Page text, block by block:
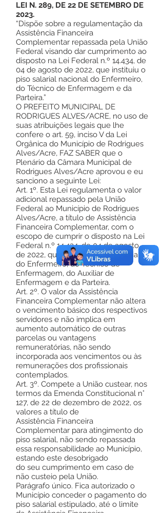
LEI N. 289, DE 22 DE SETEMBRO DE
2023.
“Dispõe sobre a regulamentação da
Assistência Financeira
Complementar repassada pela União
Federal visando dar cumprimento ao
disposto na Lei Federal n.º 14.434, de
04 de agosto de 2022, que instituiu o
piso salarial nacional do Enfermeiro,
do Técnico de Enfermagem e da
Parteira.”
O PREFEITO MUNICIPAL DE
RODRIGUES ALVES/ACRE, no uso de
suas atribuições legais que lhe
confere o art. 59, inciso V da Lei
Orgânica do Município de Rodrigues
Alves/Acre, FAZ SABER que o
Plenário da Câmara Municipal de
Rodrigues Alves/Acre aprovou e eu
sanciono a seguinte Lei:
Art. 1º. Esta Lei regulamenta o valor
adicional repassado pela União
Federal ao Município de Rodrigues
Alves/Acre, a título de Assistência
Financeira Complementar, com o
escopo de cumprir o disposto na Lei
Federal n.º 14.434, de 04 de agosto
de 2022, que instituiu o piso salarial
do Enfermeiro, do Técnico de
Enfermagem, do Auxiliar de
Enfermagem e da Parteira.
Art. 2º. O valor da Assistência
Financeira Complementar não altera
o vencimento básico dos respectivos
servidores e não implica em
aumento automático de outras
parcelas ou vantagens
remuneratórias, não sendo
incorporada aos vencimentos ou às
remunerações dos profissionais
contemplados.
Art. 3º. Compete a União custear, nos
termos da Emenda Constitucional n°
127, de 22 de dezembro de 2022, os
valores a título de
Assistência Financeira
Complementar para atingimento do
piso salarial, não sendo repassada
essa responsabilidade ao Município,
estando este desobrigado
do seu cumprimento em caso de
não custeio pela União.
Parágrafo único. Fica autorizado o
Município conceder o pagamento do
piso salarial estipulado, até o limite